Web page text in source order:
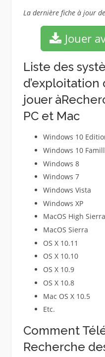
La dernière fiche à jour
Jouer
Liste des
jouer
PC et Mac
Windows 10
Windows 10
Windows 8
Windows 7
Windows Vista
Windows XP
MacOS High Sierra
MacOS Sierra
OS X 10.11
OS X 10.10
OS X 10.9
OS X 10.8
Mac OS X 10.5
Etc.
Comment
Recherche